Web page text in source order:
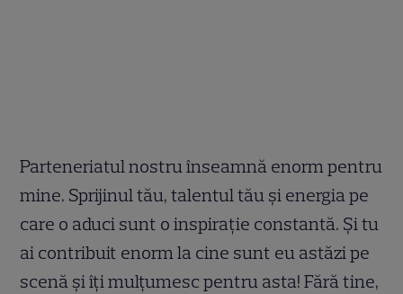
Parteneriatul nostru înseamnă enorm pentru
mine. Sprijinul tău, talentul tău și energia pe
care o aduci sunt o inspirație constantă. Și tu
ai contribuit enorm la cine sunt eu astăzi pe
scenă și îți mulțumesc pentru asta! Fără tine,